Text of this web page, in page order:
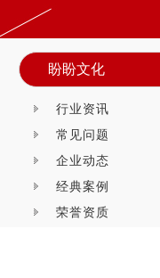
盼盼文化
行业资讯
常见问题
企业动态
经典案例
荣誉资质